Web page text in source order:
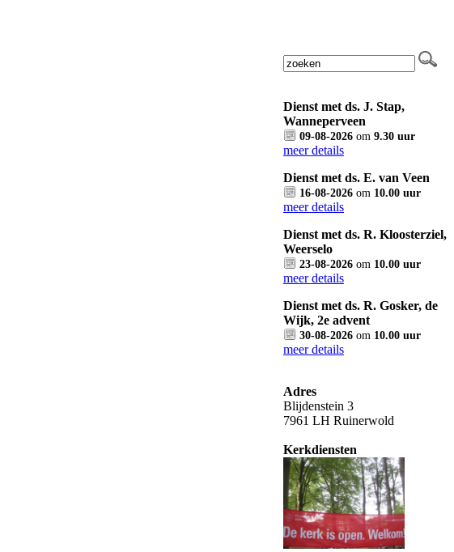
Dienst met ds. J. Stap,
Wanneperveen
09-08-2026 om 9.30 uur
meer details
Dienst met ds. E. van Veen
16-08-2026 om 10.00 uur
meer details
Dienst met ds. R. Kloosterziel,
Weerselo
23-08-2026 om 10.00 uur
meer details
Dienst met ds. R. Gosker, de
Wijk, 2e advent
30-08-2026 om 10.00 uur
meer details
Adres
Blijdenstein 3
7961 LH Ruinerwold
Kerkdiensten